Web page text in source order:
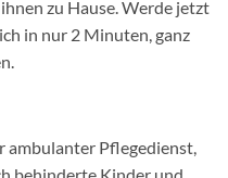
zu Hause. Werde jetzt
in nur 2 Minuten, ganz
ambulanter Pflegedienst,